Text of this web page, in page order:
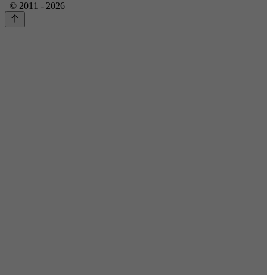
© 2011 - 2026